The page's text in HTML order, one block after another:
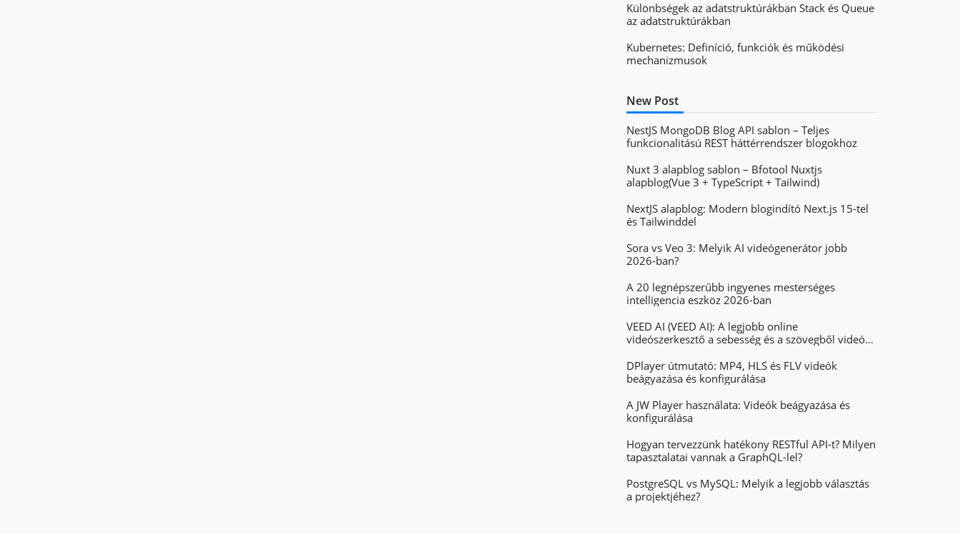
Különbségek az adatstruktúrákban Stack és Queue
az adatstruktúrákban
Kubernetes: Definíció, funkciók és működési
mechanizmusok
New Post
NestJS MongoDB Blog API sablon – Teljes
funkcionalitású REST háttérrendszer blogokhoz
Nuxt 3 alapblog sablon – Bfotool Nuxtjs
alapblog(Vue 3 + TypeScript + Tailwind)
NextJS alapblog: Modern blogindító Next.js 15-tel
és Tailwinddel
Sora vs Veo 3: Melyik AI videógenerátor jobb
2026-ban?
A 20 legnépszerűbb ingyenes mesterséges
intelligencia eszköz 2026-ban
VEED AI (VEED AI): A legjobb online
videószerkesztő a sebesség és a szövegből videót
DPlayer útmutató: MP4, HLS és FLV videók
beágyazása és konfigurálása
A JW Player használata: Videók beágyazása és
konfigurálása
Hogyan tervezzünk hatékony RESTful API-t? Milyen
tapasztalatai vannak a GraphQL-lel?
PostgreSQL vs MySQL: Melyik a legjobb választás
a projektjéhez?